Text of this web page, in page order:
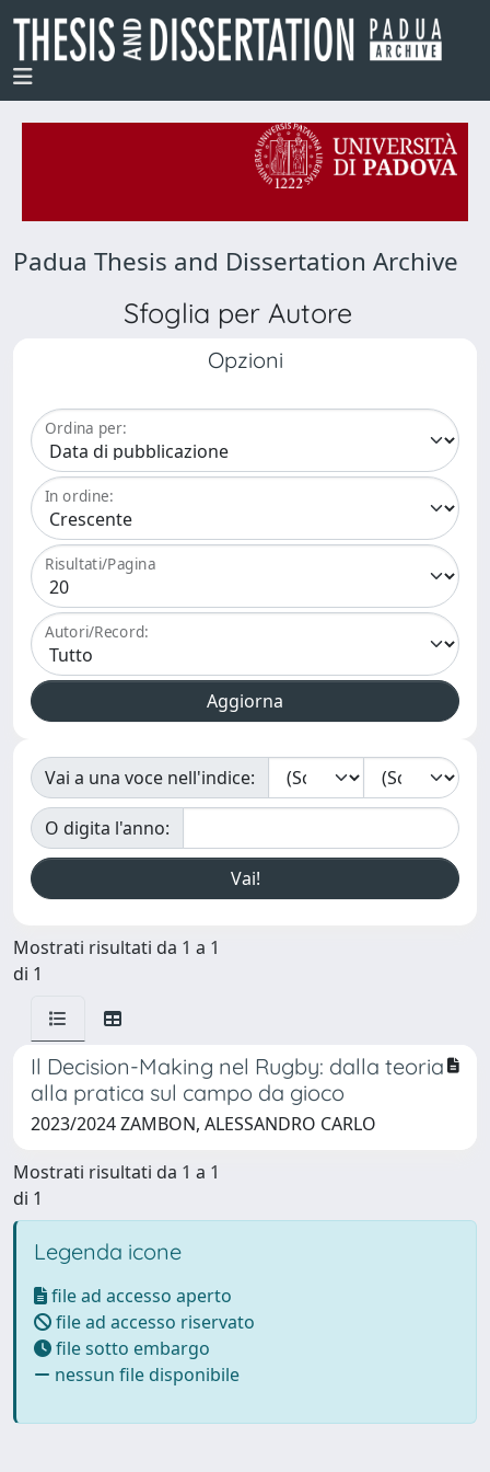
Padua Thesis and Dissertation Archive
Sfoglia per Autore
Opzioni
Ordina per:
In ordine:
Risultati/Pagina
Autori/Record:
Vai a una voce nell'indice:
O digita l'anno:
Mostrati risultati da 1 a 1
di 1
Il Decision-Making nel Rugby: dalla teoria
alla pratica sul campo da gioco
2023/2024 ZAMBON, ALESSANDRO CARLO
Mostrati risultati da 1 a 1
di 1
Legenda icone
file ad accesso aperto
file ad accesso riservato
file sotto embargo
nessun file disponibile